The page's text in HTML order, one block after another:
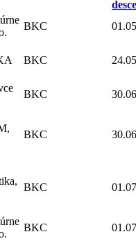
BKC
BKC
BKC
BKC
BKC
BKC